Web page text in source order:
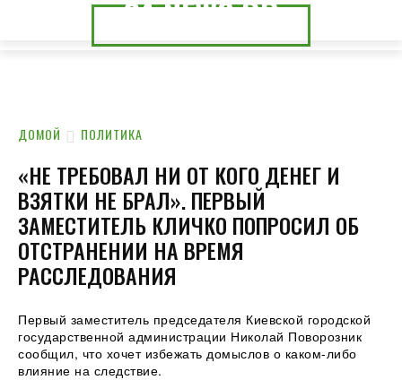
24.NEWS.CK
24.NEWS.DP
ДОМОЙ ПОЛИТИКА
«НЕ ТРЕБОВАЛ НИ ОТ КОГО ДЕНЕГ И
ВЗЯТКИ НЕ БРАЛ». ПЕРВЫЙ
ЗАМЕСТИТЕЛЬ КЛИЧКО ПОПРОСИЛ ОБ
ОТСТРАНЕНИИ НА ВРЕМЯ
РАССЛЕДОВАНИЯ
Первый заместитель председателя Киевской городской
государственной администрации Николай Поворозник
сообщил, что хочет избежать домыслов о каком-либо
влияние на следствие.